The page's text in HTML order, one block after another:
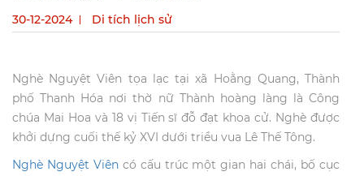
30-12-2024 Di tích lịch sử
Nghè Nguyệt Viên tọa lạc tại xã Hoằng Quang, Thành
phố Thanh Hóa nơi thờ nữ Thành hoàng làng là Công
chúa Mai Hoa và 18 vị Tiến sĩ đỗ đạt khoa cử. Nghè được
khởi dựng cuối thế kỷ XVI dưới triều vua Lê Thế Tông.
Nghè Nguyệt Viêncó cấu trúc một gian hai chái, bố cục